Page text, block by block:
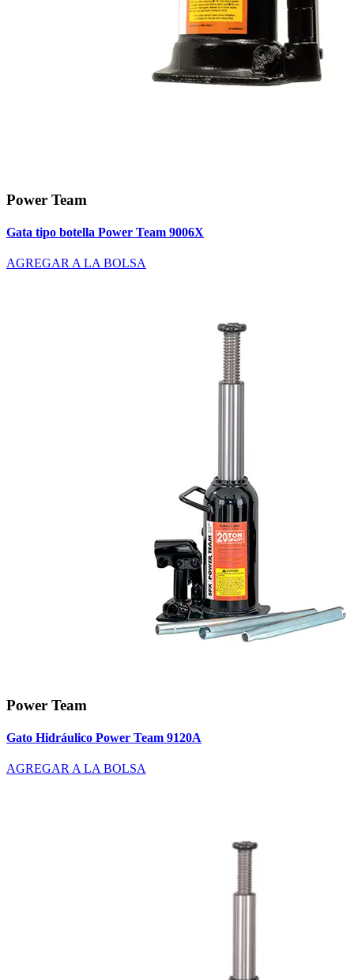
Power Team
Gata tipo botella Power Team 9006X
AGREGAR A LA BOLSA
Power Team
Gato Hidráulico Power Team 9120A
AGREGAR A LA BOLSA